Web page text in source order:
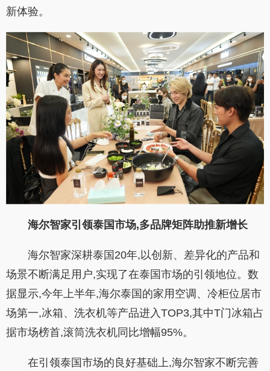
新体验。
海尔智家引领泰国市场,多品牌矩阵助推新增长
海尔智家深耕泰国20年,以创新、差异化的产品和
场景不断满足用户,实现了在泰国市场的引领地位。数
据显示,今年上半年,海尔泰国的家用空调、冷柜位居市
场第一,冰箱、洗衣机等产品进入TOP3,其中T门冰箱占
据市场榜首,滚筒洗衣机同比增幅95%。
在引领泰国市场的良好基础上,海尔智家不断完善